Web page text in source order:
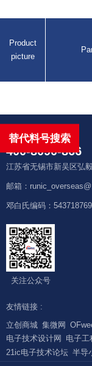
Product
picture
替代料号搜索
联系我们
400-8090-866
江苏省无锡市新吴区弘
邮箱：
邓白氏编码：543718769
关注公众号
友情链接 :
立创商城 集微网
电子技术设计网
电子工
21ic电子技术论坛 半导